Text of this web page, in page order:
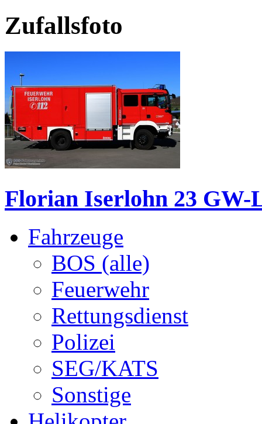
Zufallsfoto
Florian Iserlohn 23 GW-
Fahrzeuge
BOS (alle)
Feuerwehr
Rettungsdienst
Polizei
SEG/KATS
Sonstige